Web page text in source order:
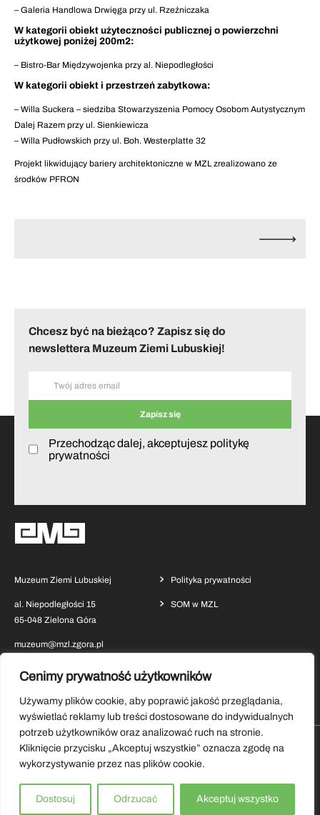
Cenimy prywatność użytkowników
Używamy plików cookie, aby poprawić jakość przeglądania,
wyświetlać reklamy lub treści dostosowane do indywidualnych
potrzeb użytkowników oraz analizować ruch na stronie.
Kliknięcie przycisku „Akceptuj wszystkie” oznacza zgodę na
wykorzystywanie przez nas plików cookie.
Dostosuj Odrzucać Akceptuj wszystko
– Galeria Handlowa Drwięga przy ul. Rzeźniczaka
W kategorii obiekt użyteczności publicznej o powierzchni
użytkowej poniżej 200m2:
– Bistro-Bar Międzywojenka przy al. Niepodległości
W kategorii obiekt i przestrzeń zabytkowa:
– Willa Suckera – siedziba Stowarzyszenia Pomocy Osobom Autystycznym
Dalej Razem przy ul. Sienkiewicza
– Willa Pudłowskich przy ul. Boh. Westerplatte 32
Projekt likwidujący bariery architektoniczne w MZL zrealizowano ze
środków PFRON
Chcesz być na bieżąco? Zapisz się do
newslettera Muzeum Ziemi Lubuskiej!
Przechodząc dalej, akceptujesz politykę
prywatności
Muzeum Ziemi Lubuskiej
al. Niepodległości 15
65-048 Zielona Góra
muzeum@mzl.zgora.pl
Polityka prywatności
SOM w MZL
Wszystkie prawa zastrzeżone.
Pobierz aplikację Muzeum Ziemi Lubuskiej